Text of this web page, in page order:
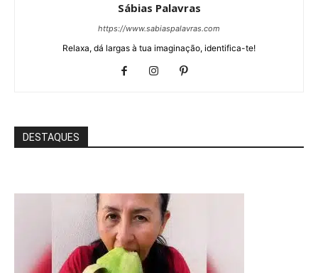
Sábias Palavras
https://www.sabiaspalavras.com
Relaxa, dá largas à tua imaginação, identifica-te!
DESTAQUES